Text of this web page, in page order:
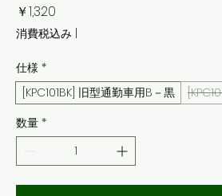
￥1,320
格
消費税込み
仕様 *
[KPC101BK] 旧型通勤車用B－黒
数量 *